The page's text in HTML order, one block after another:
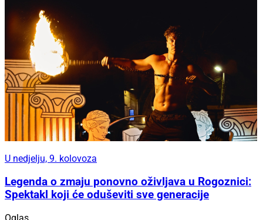
U nedjelju, 9. kolovoza
Legenda o zmaju ponovno oživljava u Rogoznici:
Spektakl koji će oduševiti sve generacije